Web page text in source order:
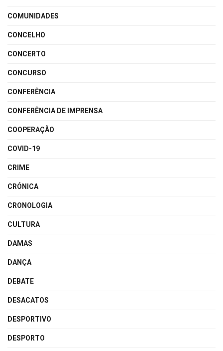
COMUNIDADES
CONCELHO
CONCERTO
CONCURSO
CONFERÊNCIA
CONFERÊNCIA DE IMPRENSA
COOPERAÇÃO
COVID-19
CRIME
CRÓNICA
CRONOLOGIA
CULTURA
DAMAS
DANÇA
DEBATE
DESACATOS
DESPORTIVO
DESPORTO